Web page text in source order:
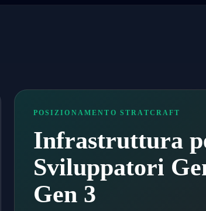
POSIZIONAMENTO STRATCRAFT
Infrastruttura
Sviluppatori
Gen 3